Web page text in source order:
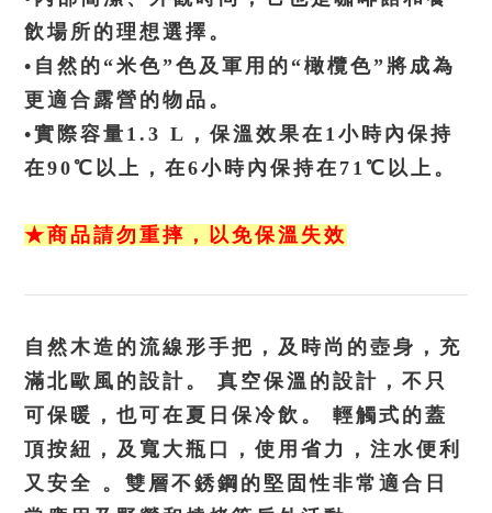
飲場所的理想選擇。
•自然的“米色”色及軍用的“橄欖色”將成為
更適合露營的物品。
•實際容量1.3 L，保溫效果在1小時內保持
在90℃以上，在6小時內保持在71℃以上。
★商品請勿重摔，以免保溫失效
自然木造的流線形手把，及時尚的壺身，充
滿北歐風的設計。 真空保溫的設計，不只
可保暖，也可在夏日保冷飲。 輕觸式的蓋
頂按紐，及寬大瓶口，使用省力，注水便利
又安全 。雙層不銹鋼的堅固性非常適合日